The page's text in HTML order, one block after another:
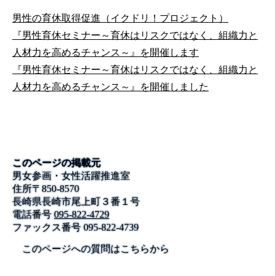
男性の育休取得促進（イクドリ！プロジェクト）
『男性育休セミナー～育休はリスクではなく、組織力と
人材力を高めるチャンス～』を開催します
『男性育休セミナー～育休はリスクではなく、組織力と
人材力を高めるチャンス～』を開催しました
このページの掲載元
男女参画・女性活躍推進室
住所〒850-8570
長崎県長崎市尾上町３番１号
電話番号 095-822-4729
ファックス番号095-822-4739
このページへの質問はこちらから